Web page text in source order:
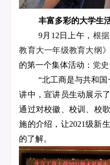
丰富多彩的大学生
9月12日上午， 根
教育大一年级教育大纲》
的第一个集体活动： 党
“北工商是与共和
讲中，宣讲员生动展示
通过对校徽、校训、校
施的介绍，让2021级新
的了解。